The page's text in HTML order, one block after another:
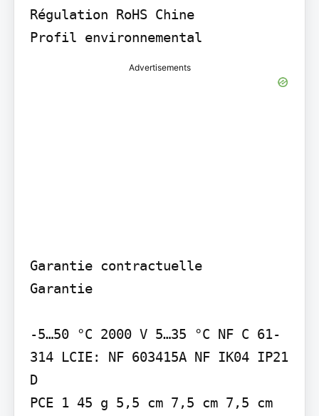
Régulation RoHS Chine
Profil environnemental
Advertisements
Garantie contractuelle
Garantie
-5…50 °C 2000 V 5…35 °C NF C 61-
314 LCIE: NF 603415A NF IK04 IP21
D
PCE 1 45 g 5,5 cm 7,5 cm 7,5 cm